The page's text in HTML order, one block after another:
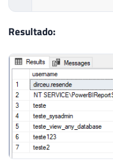
Resultado: